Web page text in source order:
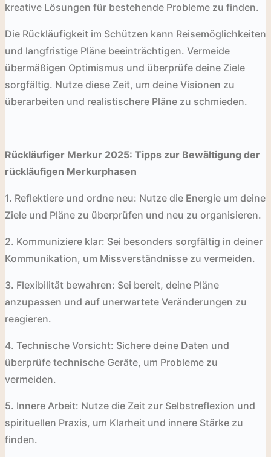
kreative Lösungen für bestehende Probleme zu finden.
Die Rückläufigkeit im Schützen kann Reisemöglichkeiten
und langfristige Pläne beeinträchtigen. Vermeide
übermäßigen Optimismus und überprüfe deine Ziele
sorgfältig. Nutze diese Zeit, um deine Visionen zu
überarbeiten und realistischere Pläne zu schmieden.
Rückläufiger Merkur 2025: Tipps zur Bewältigung der
rückläufigen Merkurphasen
1. Reflektiere und ordne neu: Nutze die Energie um deine
Ziele und Pläne zu überprüfen und neu zu organisieren.
2. Kommuniziere klar: Sei besonders sorgfältig in deiner
Kommunikation, um Missverständnisse zu vermeiden.
3. Flexibilität bewahren: Sei bereit, deine Pläne
anzupassen und auf unerwartete Veränderungen zu
reagieren.
4. Technische Vorsicht: Sichere deine Daten und
überprüfe technische Geräte, um Probleme zu
vermeiden.
5. Innere Arbeit: Nutze die Zeit zur Selbstreflexion und
spirituellen Praxis, um Klarheit und innere Stärke zu
finden.